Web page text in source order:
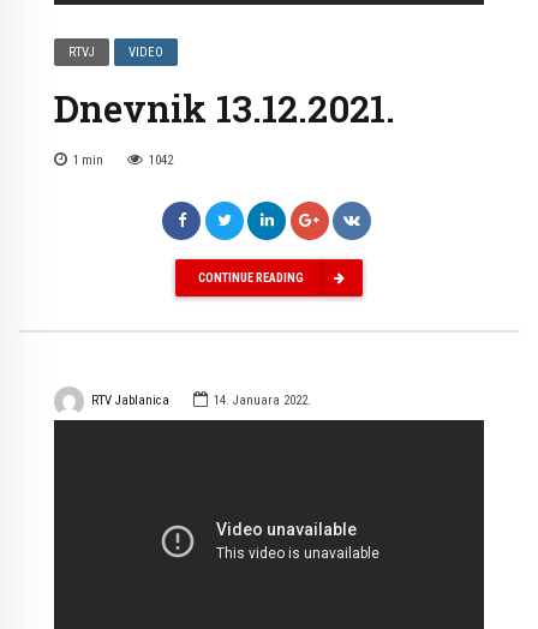
RTVJ VIDEO
Dnevnik 13.12.2021.
1 min 1042
CONTINUE READING
RTV Jablanica 14. Januara 2022.